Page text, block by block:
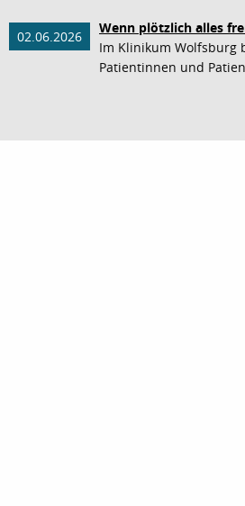
02.06.2026
Wenn plötzlich alles
Im Klinikum Wolfsburg
Patientinnen und